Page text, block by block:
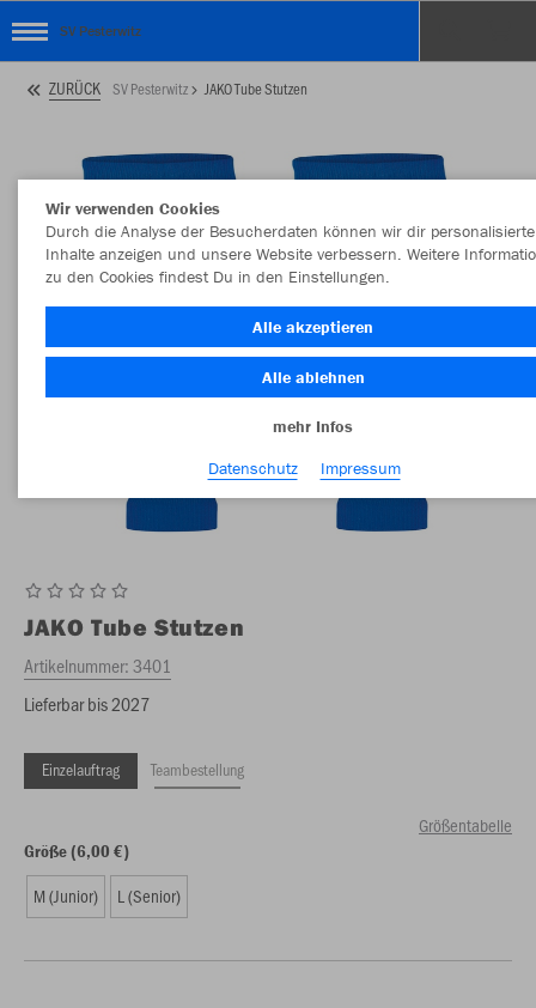
SV Pesterwitz
ZURÜCK SV Pesterwitz JAKO Tube Stutzen
JAKO Tube Stutzen
Artikelnummer:3401
Lieferbar bis 2027
Einzelauftrag Teambestellung
Größentabelle
Größe (6,00 €)
M (Junior) L (Senior)
Wir verwenden Cookies
Durch die Analyse der Besucherdaten können wir dir personalisierte
Inhalte anzeigen und unsere Website verbessern. Weitere
zu den Cookies findest Du in den Einstellungen.
Alle akzeptieren
Alle ablehnen
mehr Infos
Datenschutz
Impressum